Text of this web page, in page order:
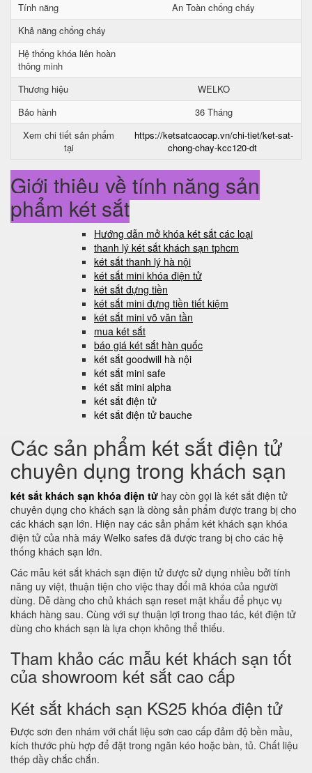
Tính năng
An Toàn chống cháy
Khả năng chống cháy
Hệ thống khóa liên hoàn
thông minh
Thương hiệu
WELKO
Bảo hành
36 Tháng
Xem chi tiết sản phẩm
tại
https://ketsatcaocap.vn/chi-tiet/ket-sat-
chong-chay-kcc120-dt
Giới thiệu về tính năng sản
phẩm két sắt
Hướng dẫn mở khóa két sắt các loại
thanh lý két sắt khách sạn tphcm
két sắt thanh lý hà nội
két sắt mini khóa điện tử
két sắt đựng tiền
két sắt mini đựng tiền tiết kiệm
két sắt mini võ văn tần
mua két sắt
báo giá két sắt hàn quốc
két sắt goodwill hà nội
két sắt mini safe
két sắt mini alpha
két sắt điện tử
két sắt điện tử bauche
Các sản phẩm két sắt điện tử
chuyên dụng trong khách sạn
két sắt khách sạn khóa điện tử hay còn gọi là két sắt điện tử
chuyên dụng cho khách sạn là dòng sản phẩm được trang bị cho
các khách sạn lớn. Hiện nay các sản phẩm két khách sạn khóa
điện tử của nhà máy Welko safes đã được trang bị cho các hệ
thống khách sạn lớn.
Các mẫu két sắt khách sạn điện tử được sử dụng nhiều bởi tính
năng uy việt, thuận tiện cho việc thay đổi mã khóa của người
dùng. Dễ dàng cho chủ khách sạn reset mật khẩu để phục vụ
khách hàng sau. Cùng với sự thuận lợi trong thao tác, két điện tử
dùng cho khách sạn là lựa chọn không thể thiếu.
Tham khảo các mẫu két khách sạn tốt
của showroom két sắt cao cấp
Két sắt khách sạn KS25 khóa điện tử
Được sơn đen nhám với chất liệu sơn cao cấp đảm độ bền mầu,
kích thước phù hợp để đặt trong ngăn kéo hoặc bàn, tủ. Chất liệu
thép dầy chắc chắn.